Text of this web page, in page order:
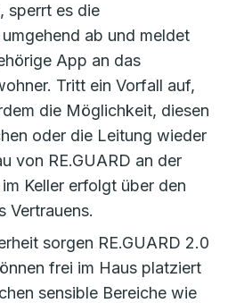
sperrt es die
ab und meldet
App an das
Tritt ein Vorfall auf,
die Möglichkeit, diesen
oder die Leitung wieder
von RE.GUARD an der
Keller erfolgt über den
Vertrauens.
sorgen RE.GUARD 2.0
frei im Haus platziert
sensible Bereiche wie